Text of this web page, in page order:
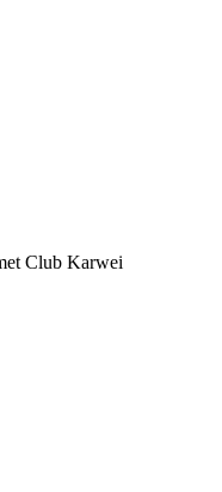
Club Karwei